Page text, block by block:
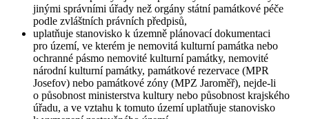
jinými správními úřady než orgány státní památkové péče
podle zvláštních právních předpisů,
uplatňuje stanovisko k územně plánovací dokumentaci
pro území, ve kterém je nemovitá kulturní památka nebo
ochranné pásmo nemovité kulturní památky, nemovité
národní kulturní památky, památkové rezervace (MPR
Josefov) nebo památkové zóny (MPZ Jaroměř), nejde-li
o působnost ministerstva kultury nebo působnost krajského
úřadu, a ve vztahu k tomuto území uplatňuje stanovisko